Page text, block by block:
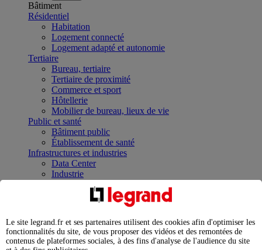
Bâtiment
Résidentiel
Habitation
Logement connecté
Logement adapté et autonomie
Tertiaire
Bureau, tertiaire
Tertiaire de proximité
Commerce et sport
Hôtellerie
Mobilier de bureau, lieux de vie
Public et santé
Bâtiment public
Établissement de santé
Infrastructures et industries
Data Center
Industrie
Infrastructures
Contrôler et planifier le fonctionnement des appareils
Répartir et optimiser son tableau électrique
Legrand Data Center Solutions : concentrer les
expertises au service de vos performances
Le site legrand.fr et ses partenaires utilisent des cookies afin d'optimiser les
fonctionnalités du site, de vous proposer des vidéos et des remontées de
contenus de plateformes sociales, à des fins d'analyse de l'audience du site